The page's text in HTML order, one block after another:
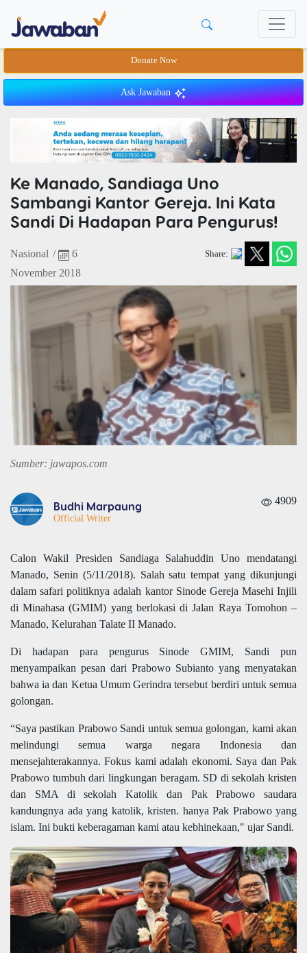
Donate Now
Ask Jawaban
Ke Manado, Sandiaga Uno
Sambangi Kantor Gereja. Ini Kata
Sandi Di Hadapan Para Pengurus!
Nasional /
6
November 2018
Share:
Sumber: jawapos.com
Budhi Marpaung
Official Writer
4909
Calon Wakil Presiden Sandiaga Salahuddin Uno mendatangi
Manado, Senin (5/11/2018). Salah satu tempat yang dikunjungi
dalam safari politiknya adalah kantor Sinode Gereja Masehi Injili
di Minahasa (GMIM) yang berlokasi di Jalan Raya Tomohon –
Manado, Kelurahan Talate II Manado.
Di hadapan para pengurus Sinode GMIM, Sandi pun
menyampaikan pesan dari Prabowo Subianto yang menyatakan
bahwa ia dan Ketua Umum Gerindra tersebut berdiri untuk semua
golongan.
“Saya pastikan Prabowo Sandi untuk semua golongan, kami akan
melindungi semua warga negara Indonesia dan
mensejahterakannya. Fokus kami adalah ekonomi. Saya dan Pak
Prabowo tumbuh dari lingkungan beragam. SD di sekolah kristen
dan SMA di sekolah Katolik dan Pak Prabowo saudara
kandungnya ada yang katolik, kristen. hanya Pak Prabowo yang
islam. Ini bukti keberagaman kami atau kebhinekaan," ujar Sandi.